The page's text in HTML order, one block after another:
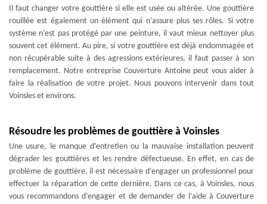
Il faut changer votre gouttière si elle est usée ou altérée. Une gouttière
rouillée est également un élément qui n’assure plus ses rôles. Si votre
système n’est pas protégé par une peinture, il vaut mieux nettoyer plus
souvent cet élément. Au pire, si votre gouttière est déjà endommagée et
non récupérable suite à des agressions extérieures, il faut passer à son
remplacement. Notre entreprise Couverture Antoine peut vous aider à
faire la réalisation de votre projet. Nous pouvons intervenir dans tout
Voinsles et environs.
Résoudre les problèmes de gouttière à Voinsles
Une usure, le manque d’entretien ou la mauvaise installation peuvent
dégrader les gouttières et les rendre défectueuse. En effet, en cas de
problème de gouttière, il est nécessaire d’engager un professionnel pour
effectuer la réparation de cette dernière. Dans ce cas, à Voinsles, nous
vous recommandons d’engager et de demander de l’aide à Couverture